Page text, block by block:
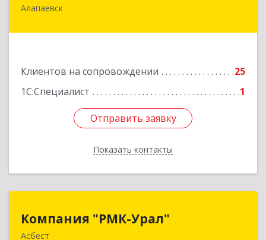
Алапаевск
Клиентов на сопровождении
25
1С:Специалист
1
Отправить заявку
Показать контакты
624601, Свердловская обл, Алапаевск г,
Отправить заявку
Назад
Компания "РМК-Урал"
Асбест